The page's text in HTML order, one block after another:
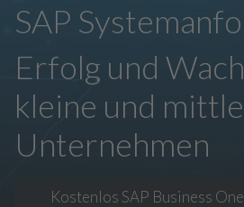
SAP
Erfolg und
kleine und
Unternehmen
Kostenlos SAP Business